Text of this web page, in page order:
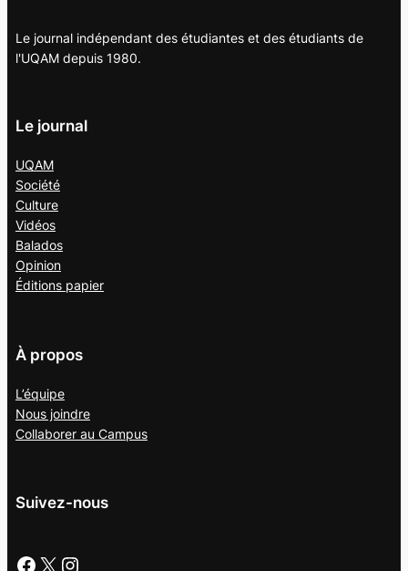
Le journal indépendant des étudiantes et des étudiants de
l'UQAM depuis 1980.
Le journal
UQAM
Société
Culture
Vidéos
Balados
Opinion
Éditions papier
À propos
L’équipe
Nous joindre
Collaborer au Campus
Suivez-nous
Facebook X Instagram